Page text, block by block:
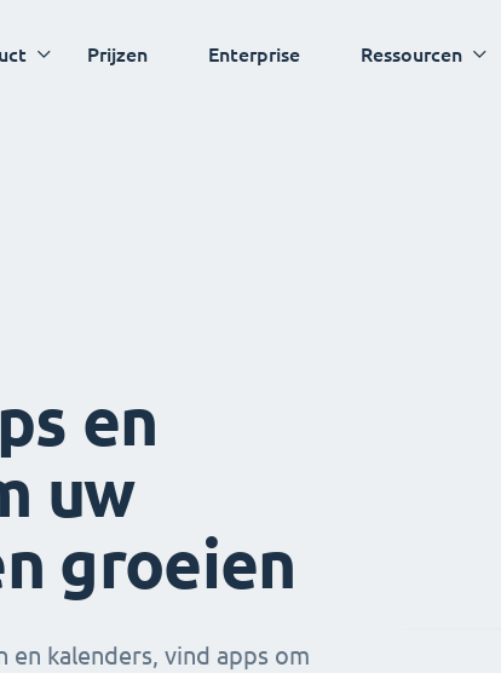
Prijzen Enterprise Ressourcen
en
uw
groeien
en kalenders, vind apps om